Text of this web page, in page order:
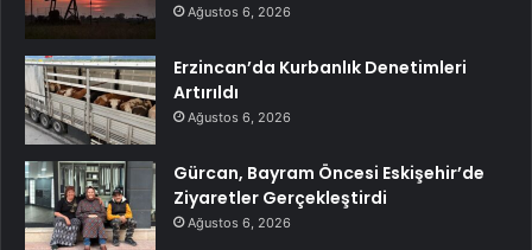
Ağustos 6, 2026
Erzincan’da Kurbanlık Denetimleri
Artırıldı
Ağustos 6, 2026
Gürcan, Bayram Öncesi Eskişehir’de
Ziyaretler Gerçekleştirdi
Ağustos 6, 2026